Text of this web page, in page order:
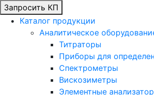
Запросить КП
Каталог продукции
Аналитическое
Титраторы
Приборы для
Спектрометры
Вискозиметры
Элементные